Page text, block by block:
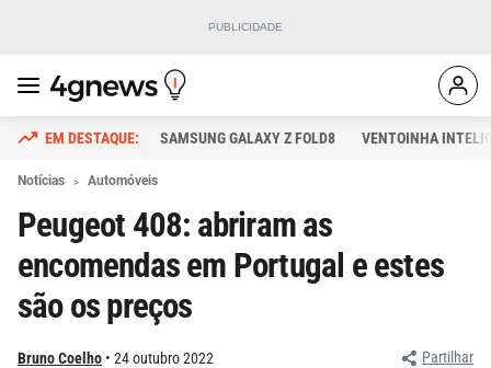
SAMSUNG GALAXY Z FOLD8 VENTOINHA
Notícias Automóveis
Peugeot 408: abriram as
encomendas em Portugal e estes
são os preços
Bruno Coelho 24 outubro 2022 Partilhar